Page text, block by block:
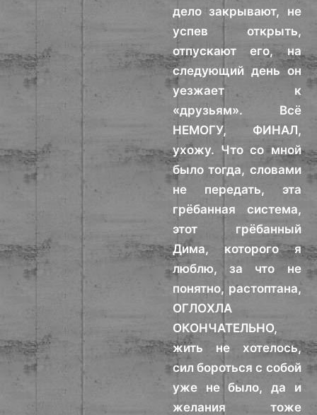
дело закрывают, не
успев открыть,
отпускают его, на
следующий день он
уезжает к
«друзьям». Всё
НЕМОГУ, ФИНАЛ,
ухожу. Что со мной
было тогда, словами
не передать, эта
грёбанная система,
этот грёбанный
Дима, которого я
люблю, за что не
понятно, растоптана,
ОГЛОХЛА
ОКОНЧАТЕЛЬНО,
жить не хотелось,
сил бороться с собой
уже не было, да и
желания тоже